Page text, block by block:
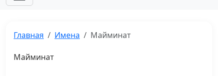
Главная Имена Майминат
Майминат